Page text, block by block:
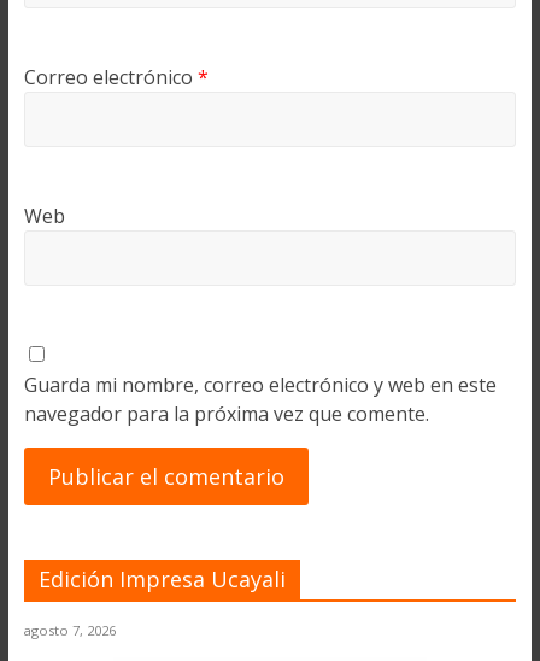
Correo electrónico *
Web
Guarda mi nombre, correo electrónico y web en este
navegador para la próxima vez que comente.
Edición Impresa Ucayali
agosto 7, 2026